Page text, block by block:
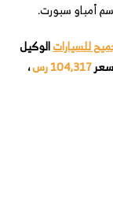
للسياراتالوكيل
104,317 رس
،